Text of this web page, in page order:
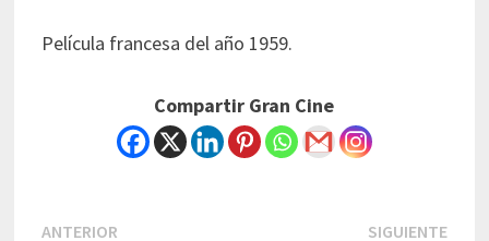
Película francesa del año 1959.
Compartir Gran Cine
ANTERIOR SIGUIENTENext